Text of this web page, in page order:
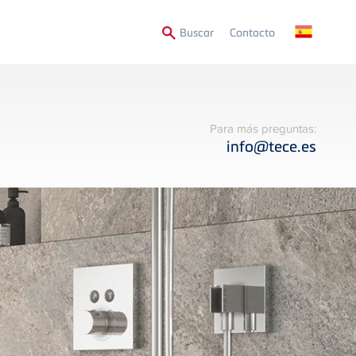
BuscarSecondary
Contacto
Para más preguntas:
info@tece.es